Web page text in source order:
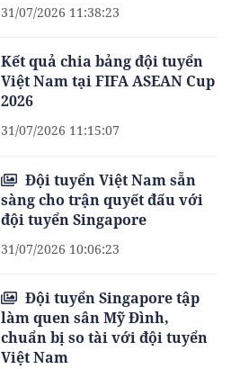
31/07/2026 11:38:23
Kết quả chia bảng đội tuyển
Việt Nam tại FIFA ASEAN Cup
2026
31/07/2026 11:15:07
Đội tuyển Việt Nam sẵn
sàng cho trận quyết đấu với
đội tuyển Singapore
31/07/2026 10:06:23
Đội tuyển Singapore tập
làm quen sân Mỹ Đình,
chuẩn bị so tài với đội tuyển
Việt Nam